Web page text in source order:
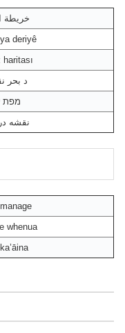
خريطة
deriyê
haritası
د بحر
מפת
نقشه
whenua